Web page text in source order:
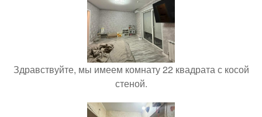
Здравствуйте, мы имеем комнату 22 квадрата с косой
стеной.